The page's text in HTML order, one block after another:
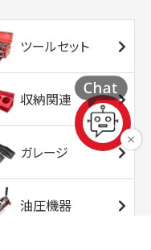
ツールセット
収納関連
ガレージ
油圧機器